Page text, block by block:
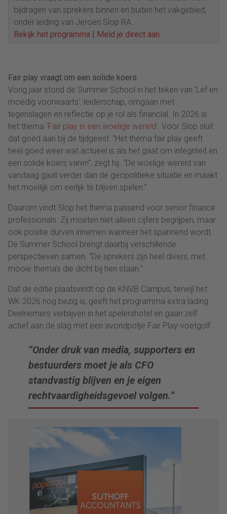
bijdragen van sprekers binnen en buiten het vakgebied,
onder leiding van Jeroen Slop RA.
Bekijk het programma | Meld je direct aan.
Fair play vraagt om een solide koers
Vorig jaar stond de Summer School in het teken van ‘Lef en
moedig voorwaarts’: leiderschap, omgaan met
tegenslagen en reflectie op je rol als financial. In 2026 is
het thema ‘Fair play in een woelige wereld’. Voor Slop sluit
dat goed aan bij de tijdgeest: “Het thema fair play geeft
heel goed weer wat actueel is als het gaat om integriteit en
een solide koers varen”, zegt hij. “De woelige wereld van
vandaag gaat verder dan de geopolitieke situatie en maakt
het moeilijk om eerlijk te blijven spelen.”
Daarom vindt Slop het thema passend voor senior finance
professionals. Zij moeten niet alleen cijfers begrijpen, maar
ook positie durven innemen wanneer het spannend wordt.
De Summer School brengt daarbij verschillende
perspectieven samen. “De sprekers zijn heel divers, met
mooie thema’s die dicht bij hen staan.”
Dat de editie plaatsvindt op de KNVB Campus, terwijl het
WK 2026 nog bezig is, geeft het programma extra lading.
Deelnemers verblijven in het spelershotel en gaan zelf
actief aan de slag met een avondpotje Fair Play-voetgolf.
“Onder druk van media, supporters en
bestuurders moet je als CFO
standvastig blijven en je eigen
rechtvaardigheidsgevoel volgen.”